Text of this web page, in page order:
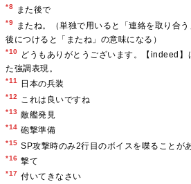
*8 また後で
*9
またね。（単独で用いると「連絡を取り合
後につけると「またね」の意味になる）
*10
どうもありがとうございます。【indeed】
た強調表現。
*11 日本の兵装
*12 これは良いですね
*13 敵艦発見
*14 砲撃準備
*15 SP攻撃時のみ2行目のボイスを喋ることが
*16 撃て
*17 付いてきなさい